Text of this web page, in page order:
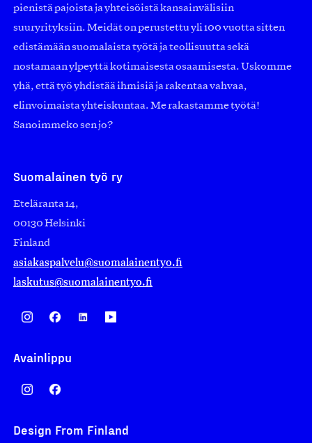
pienistä pajoista ja yhteisöistä kansainvälisiin
suuryrityksiin. Meidät on perustettu yli 100 vuotta sitten
edistämään suomalaista työtä ja teollisuutta sekä
nostamaan ylpeyttä kotimaisesta osaamisesta. Uskomme
yhä, että työ yhdistää ihmisiä ja rakentaa vahvaa,
elinvoimaista yhteiskuntaa. Me rakastamme työtä!
Sanoimmeko sen jo?
Suomalainen työ ry
Eteläranta 14,
00130 Helsinki
Finland
asiakaspalvelu@suomalainentyo.fi
laskutus@suomalainentyo.fi
Avainlippu
Design From Finland